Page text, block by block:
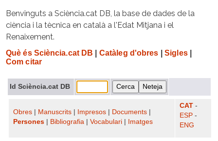
Benvinguts a Sciència.cat DB, la base de dades de la
ciència i la tècnica en català a l'Edat Mitjana i el
Renaixement.
Què és Sciència.cat DB Catàleg d'obres Sigles|
Com citar
Id Sciència.cat DB
Obres Manuscrits Impresos Documents
Persones
Bibliografia Vocabulari Imatges
CAT -
ESP -
ENG